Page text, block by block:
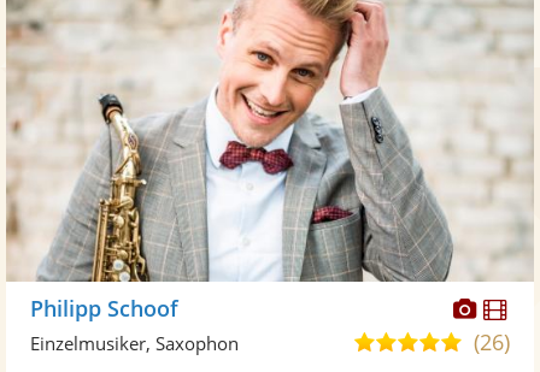
Philipp Schoof
5,0(26)
Einzelmusiker, Saxophon